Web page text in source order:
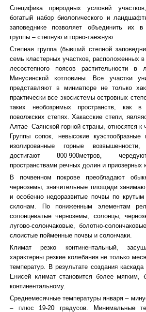
Специфика природных условий
богатый набор биологического и
заповеднике позволяет объединить их в
группы – степную и горно-таежную
Степная группа (бывший степной
семь кластерных участков, расположенных в
лесостепного поясов растительности в
Минусинской котловины. Все участки
представляют в миниатюре не только
практически все экосистемы островных
таких необозримых пространств, как в
поволжских степях. Хакасские степи,
Алтае- Саянской горной страны, относятся к
Группы сопок, невысокие
изолированные горные
достигают 800-900метров,
пространствами речных долин и приозерных
В почвенном покрове преобладают
черноземы, значительные площади
и особенно недоразвитые почвы по
склонам. По пониженным элементам
солонцеватые черноземы, солонцы,
лугово-солончаковые, болотно-
слоистые пойменные почвы и солончаки.
Климат резко континентальный,
характерны резкие колебания не только
температур. В результате создания
Енисей климат становится более мягким,
континентальному.
Среднемесячные температуры января –
– плюс 19-20 градусов. Минимальные